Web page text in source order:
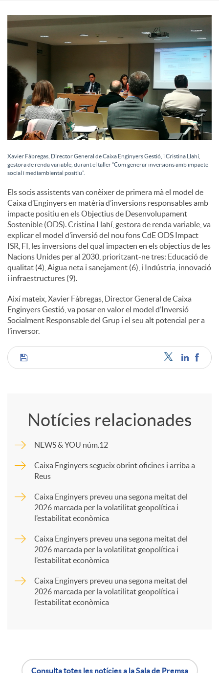
e
c
o
n
t
i
n
g
u
t
s
Xavier Fàbregas, Director General de Caixa Enginyers Gestió, i Cristina Llahí,
gestora de renda variable, durant el taller “Com generar inversions amb impacte
social i mediambiental positiu”.
Els socis assistents van conèixer de primera mà el model de
Caixa d’Enginyers en matèria d’inversions responsables amb
impacte positiu en els Objectius de Desenvolupament
Sostenible (ODS). Cristina Llahí, gestora de renda variable, va
explicar el model d’inversió del nou fons CdE ODS Impact
ISR, FI, les inversions del qual impacten en els objectius de les
Nacions Unides per al 2030, prioritzant-ne tres: Educació de
qualitat (4), Aigua neta i sanejament (6), i Indústria, innovació
i infraestructures (9).
Així mateix, Xavier Fàbregas, Director General de Caixa
Enginyers Gestió, va posar en valor el model d’Inversió
Socialment Responsable del Grup i el seu alt potencial per a
l’inversor.
C
p
a
Notícies relacionades
NEWS & YOU núm.12
Caixa Enginyers segueix obrint oficines i arriba a
Reus
Caixa Enginyers preveu una segona meitat del
2026 marcada per la volatilitat geopolítica i
l’estabilitat econòmica
Caixa Enginyers preveu una segona meitat del
2026 marcada per la volatilitat geopolítica i
l’estabilitat econòmica
Caixa Enginyers preveu una segona meitat del
2026 marcada per la volatilitat geopolítica i
l’estabilitat econòmica
Consulta totes les notícies a la Sala de Premsa